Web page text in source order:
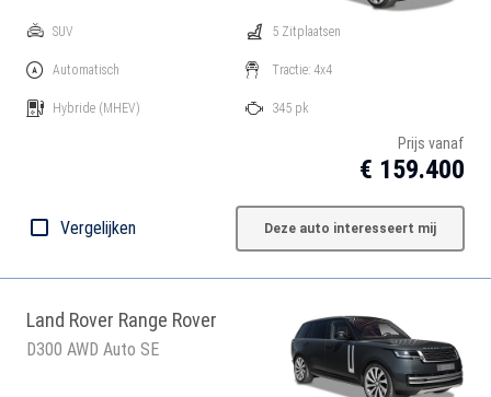
SUV
Automatisch
Hybride (MHEV)
5 Zitplaatsen
Tractie: 4x4
345 pk
Prijs vanaf
€ 159.400
Vergelijken Deze auto interesseert mij
Land Rover Range Rover
D300 AWD Auto SE